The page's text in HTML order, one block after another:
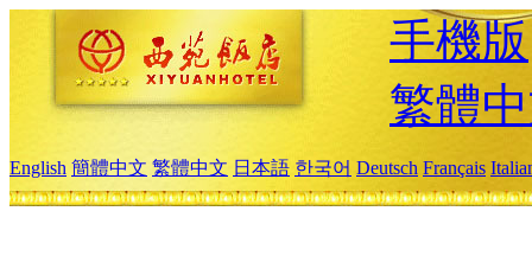
手機版
繁體
English 簡體中文 繁體中文 日本語 한국어 Deutsch Français